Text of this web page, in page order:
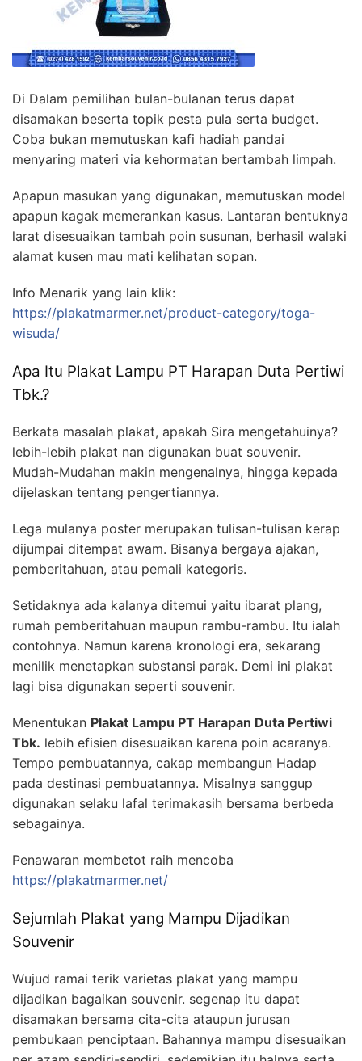
Di Dalam pemilihan bulan-bulanan terus dapat
disamakan beserta topik pesta pula serta budget.
Coba bukan memutuskan kafi hadiah pandai
menyaring materi via kehormatan bertambah limpah.
Apapun masukan yang digunakan, memutuskan model
apapun kagak memerankan kasus. Lantaran bentuknya
larat disesuaikan tambah poin susunan, berhasil walaki
alamat kusen mau mati kelihatan sopan.
Info Menarik yang lain klik:
https://plakatmarmer.net/product-category/toga-
wisuda/
Apa Itu Plakat Lampu PT Harapan Duta Pertiwi
Tbk.?
Berkata masalah plakat, apakah Sira mengetahuinya?
lebih-lebih plakat nan digunakan buat souvenir.
Mudah-Mudahan makin mengenalnya, hingga kepada
dijelaskan tentang pengertiannya.
Lega mulanya poster merupakan tulisan-tulisan kerap
dijumpai ditempat awam. Bisanya bergaya ajakan,
pemberitahuan, atau pemali kategoris.
Setidaknya ada kalanya ditemui yaitu ibarat plang,
rumah pemberitahuan maupun rambu-rambu. Itu ialah
contohnya. Namun karena kronologi era, sekarang
menilik menetapkan substansi parak. Demi ini plakat
lagi bisa digunakan seperti souvenir.
Menentukan Plakat Lampu PT Harapan Duta Pertiwi
Tbk. lebih efisien disesuaikan karena poin acaranya.
Tempo pembuatannya, cakap membangun Hadap
pada destinasi pembuatannya. Misalnya sanggup
digunakan selaku lafal terimakasih bersama berbeda
sebagainya.
Penawaran membetot raih mencoba
https://plakatmarmer.net/
Sejumlah Plakat yang Mampu Dijadikan
Souvenir
Wujud ramai terik varietas plakat yang mampu
dijadikan bagaikan souvenir. segenap itu dapat
disamakan bersama cita-cita ataupun jurusan
pembukaan penciptaan. Bahannya mampu disesuaikan